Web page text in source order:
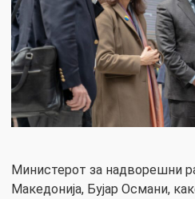
Министерот за надворешни
Македонија, Бујар Османи,